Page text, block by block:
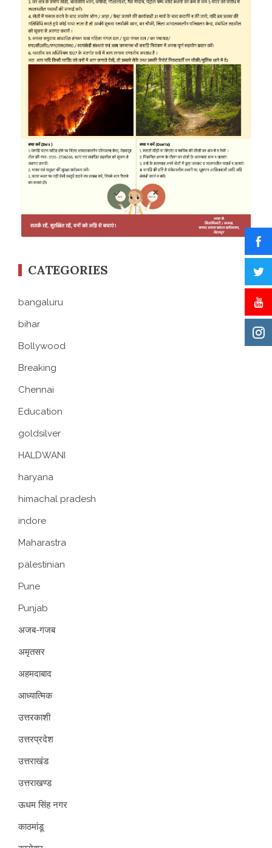
CATEGORIES
bangaluru
bihar
Bollywood
Breaking
Chennai
Education
goldsilver
HALDWANI
haryana
himachal pradesh
indore
Maharastra
palestinian
Pune
Punjab
अजब-गजब
अमृतसर
अहमदाबाद
आध्यात्मिक
उत्तरकाशी
उत्तरप्रदेश
उत्तराखंड
उत्तराखण्ड
ऊधम सिंह नगर
काठमांडू